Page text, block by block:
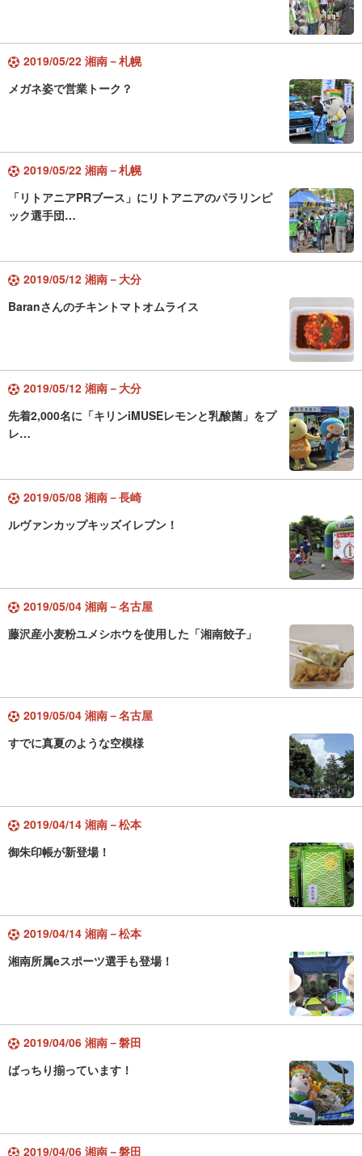
2019/05/22 湘南－札幌
メガネ姿で営業トーク？
2019/05/22 湘南－札幌
「リトアニアPRブース」にリトアニアのパラリンピ
ック選手団…
2019/05/12 湘南－大分
Baranさんのチキントマトオムライス
2019/05/12 湘南－大分
先着2,000名に「キリンiMUSEレモンと乳酸菌」をプ
レ…
2019/05/08 湘南－長崎
ルヴァンカップキッズイレブン！
2019/05/04 湘南－名古屋
藤沢産小麦粉ユメシホウを使用した「湘南餃子」
2019/05/04 湘南－名古屋
すでに真夏のような空模様
2019/04/14 湘南－松本
御朱印帳が新登場！
2019/04/14 湘南－松本
湘南所属eスポーツ選手も登場！
2019/04/06 湘南－磐田
ばっちり揃っています！
2019/04/06 湘南－磐田